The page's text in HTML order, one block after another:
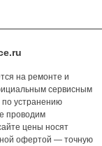
на ремонте и
сервисным
по устранению
проводим
цены носят
офертой — точную